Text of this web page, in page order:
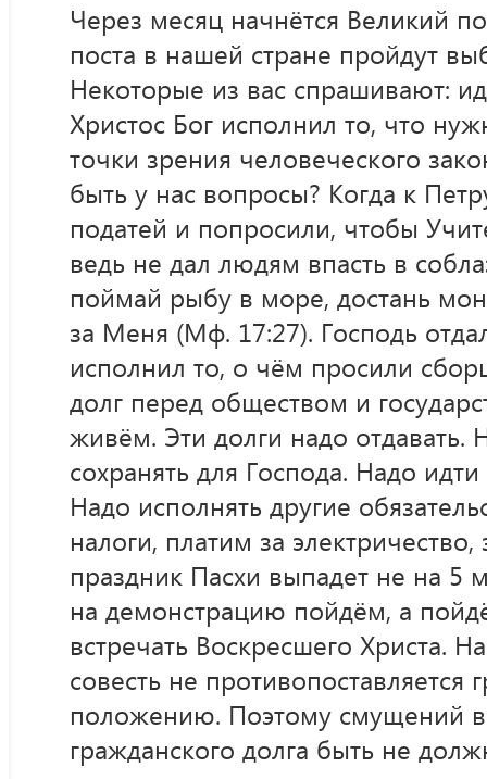
Через месяц начнётся Великий
поста в нашей стране пройдут
Некоторые из вас спрашивают:
Христос Бог исполнил то, что
точки зрения человеческого
быть у нас вопросы? Когда к
податей и попросили, чтобы
ведь не дал людям впасть в
поймай рыбу в море, достань
за Меня (Мф. 17:27). Господь
исполнил то, о чём просили
долг перед обществом и
живём. Эти долги надо
сохранять для Господа. Надо
Надо исполнять другие
налоги, платим за электричество,
праздник Пасхи выпадет не на 5
на демонстрацию пойдём, а
встречать Воскресшего Христа.
совесть не противопоставляется
положению. Поэтому смущений
гражданского долга быть не